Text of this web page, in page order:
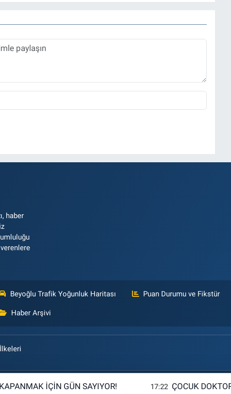
haber
Beyoğlu Trafik Yoğunluk Haritası Puan Durumu ve Fikstür
Haber Arşivi
İÇİN GÜN SAYIYOR! 17:22 ÇOCUK